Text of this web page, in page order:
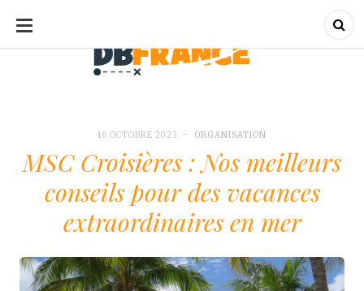
ALLER
CONTENU
dbfrance.fr
16 OCTOBRE 2023 ORGANISATION
MSC Croisières : Nos meilleurs
conseils pour des vacances
extraordinaires en mer